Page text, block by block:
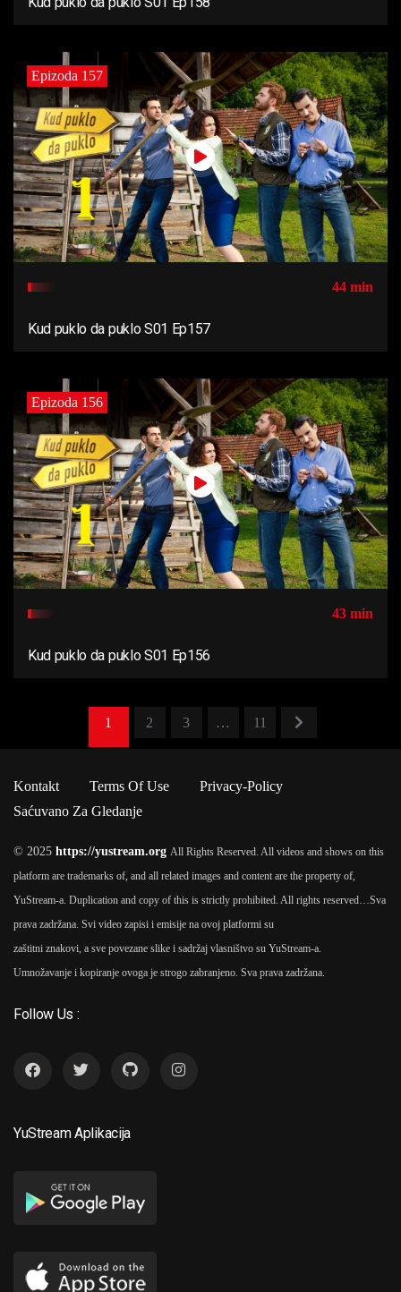
Epizoda 157
44 min
Kud puklo da puklo S01 Ep157
Epizoda 156
43 min
Kud puklo da puklo S01 Ep156
1 2 3 … 11
Kontakt Terms Of Use
Privacy-Policy
Saćuvano Za Gledanje
© 2025 https://yustream.org All Rights Reserved. All videos and shows on this
platform are trademarks of, and all related images and content are the property of,
YuStream-a. Duplication and copy of this is strictly prohibited. All rights reserved… Sva
prava zadržana. Svi video zapisi i emisije na ovoj platformi su
zaštitni znakovi, a sve povezane slike i sadržaj vlasništvo su YuStream-a.
Umnožavanje i kopiranje ovoga je strogo zabranjeno. Sva prava zadržana.
Follow Us :
YuStream Aplikacija